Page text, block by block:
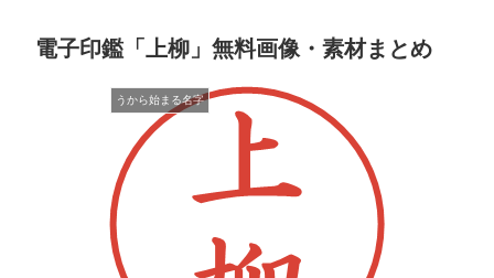
電子印鑑「上柳」無料画像・素材まとめ
うから始まる名字